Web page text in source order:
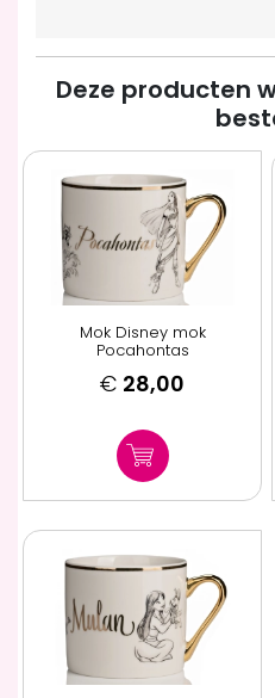
Deze producten
Mok Disney mok
Pocahontas
€ 28,00